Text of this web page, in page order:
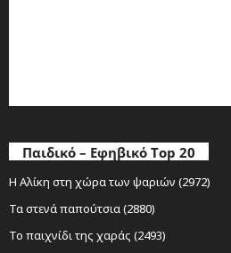
Παιδικό – Εφηβικό Top 20
Η Αλίκη στη χώρα των ψαριών (2972)
Τα στενά παπούτσια (2880)
Το παιχνίδι της χαράς (2493)